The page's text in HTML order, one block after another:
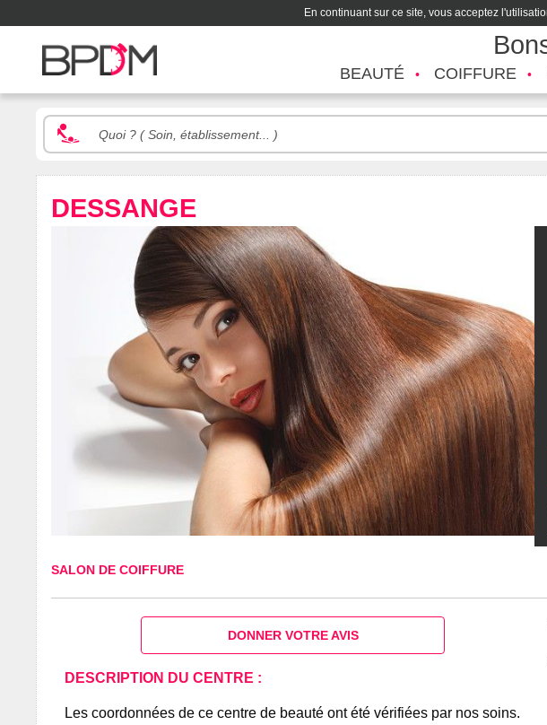
En continuant sur ce site, vous acceptez
BEAUTÉ COIFFURE
DESSANGE
SALON DE COIFFURE
DONNER VOTRE AVIS
DESCRIPTION DU CENTRE :
Les coordonnées de ce centre de beauté ont été vérifiées par nos soins.